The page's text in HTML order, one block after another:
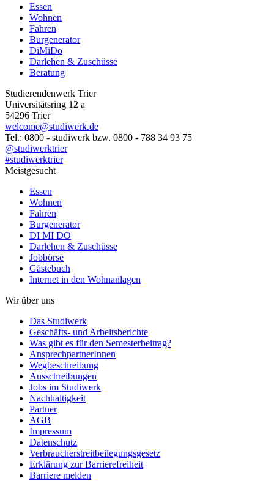
Essen
Wohnen
Fahren
Burgenerator
DiMiDo
Darlehen & Zuschüsse
Beratung
Studierendenwerk Trier
Universitätsring 12 a
54296 Trier
welcome@studiwerk.de
Tel.: 0800 - studiwerk bzw. 0800 - 788 34 93 75
@studiwerktrier
#studiwerktrier
Meistgesucht
Essen
Wohnen
Fahren
Burgenerator
DI MI DO
Darlehen & Zuschüsse
Jobbörse
Gästebuch
Internet in den Wohnanlagen
Wir über uns
Das Studiwerk
Geschäfts- und Arbeitsberichte
Was gibt es für den Semesterbeitrag?
AnsprechpartnerInnen
Wegbeschreibung
Ausschreibungen
Jobs im Studiwerk
Nachhaltigkeit
Partner
AGB
Impressum
Datenschutz
Verbraucherstreitbeilegungsgesetz
Erklärung zur Barrierefreiheit
Barriere melden